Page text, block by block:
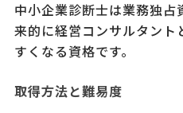
中小企業診断士は業務独
来的に経営コンサルタント
すくなる資格です。
取得方法と難易度